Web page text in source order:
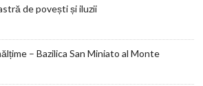
de povești și iluzii
– Bazilica San Miniato al Monte